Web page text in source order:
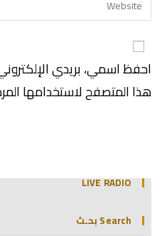
احفظ اسمي، بريدي
هذا المتصفح لاستخدامها
LIVE RADIO
Search بحـث